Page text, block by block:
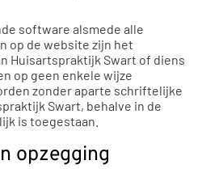
software alsmede alle
op de website zijn het
Huisartspraktijk Swart of diens
op geen enkele wijze
zonder aparte schriftelijke
Swart, behalve in de
is toegestaan.
opzegging